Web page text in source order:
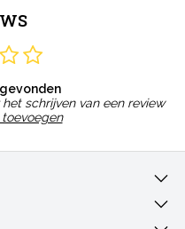
schrijven van een review